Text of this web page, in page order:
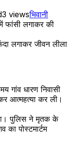
3 viewsभिवानी
लगाकर जीवन लीला
धारण निवासी
आत्महत्या कर ली।
पुलिस ने मृतक के
का पोस्टमार्टम